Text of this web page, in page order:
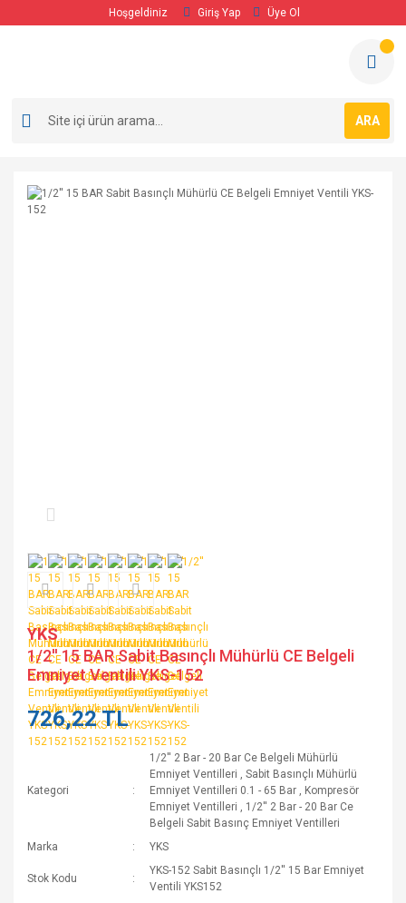
Hoşgeldiniz Giriş Yap Üye Ol
ARA
YKS
1/2'' 15 BAR Sabit Basınçlı Mühürlü CE Belgeli
Emniyet Ventili YKS-152
726,22 TL
Kategori
1/2'' 2 Bar - 20 Bar Ce Belgeli Mühürlü
Emniyet Ventilleri ,Sabit Basınçlı Mühürlü
Emniyet Ventilleri 0.1 - 65 Bar , Kompresör
Emniyet Ventilleri , 1/2'' 2 Bar - 20 Bar Ce
Belgeli Sabit Basınç Emniyet Ventilleri
Marka
YKS
Stok Kodu
YKS-152 Sabit Basınçlı 1/2'' 15 Bar Emniyet
Ventili YKS152